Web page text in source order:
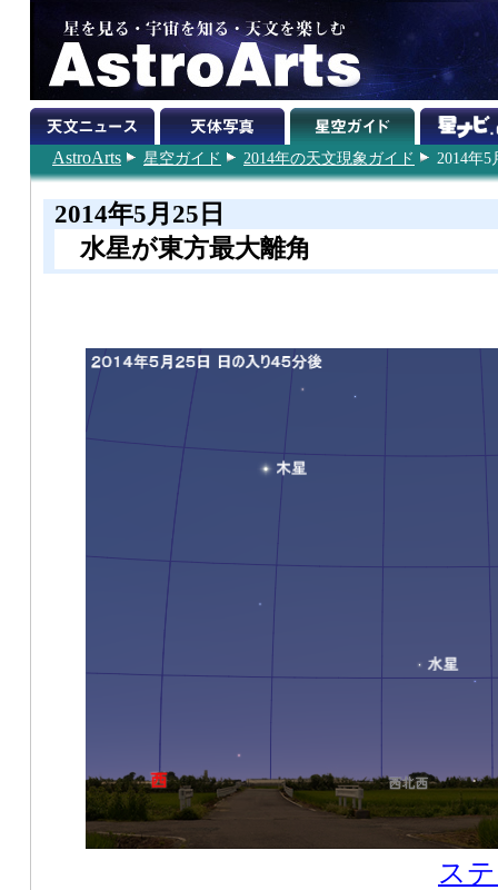
AstroArts 星空ガイド 2014年の天文現象ガイド 2014年5
2014年5月25日
水星が東方最大離角
ス